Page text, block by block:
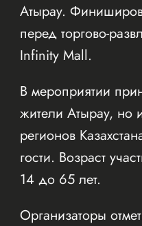
Атырау.
перед торгово-
Infinity Mall.
В мероприятии
жители Атырау, но
регионов
гости. Возраст
14 до 65 лет.
Организаторы